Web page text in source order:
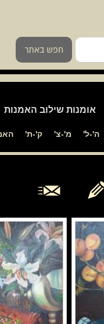
ה'-ל' מ'-צ' ק'-ת'
אומנות שילוב האמנות
חפש באתר